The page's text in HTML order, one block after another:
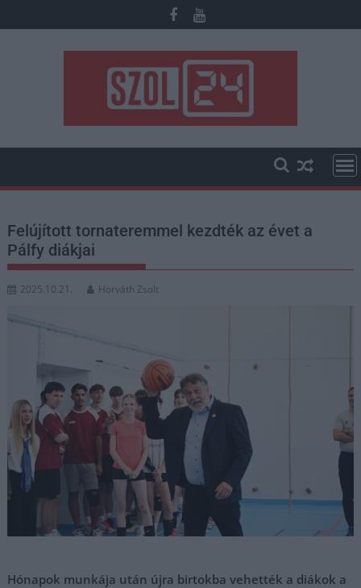
to
Felújított tornateremmel kezdték az évet a
Pálfy diákjai
2025.10.21. Horváth Zsolt
Hónapok munkája után újra birtokba vehették a diákok a